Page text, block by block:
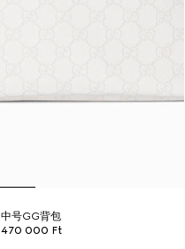
中号GG背包
470 000 Ft